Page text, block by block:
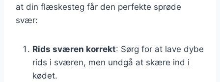
at din flæskesteg får den perfekte sprøde
svær:
Rids sværen korrekt: Sørg for at lave dybe
rids i sværen, men undgå at skære ind i
kødet.